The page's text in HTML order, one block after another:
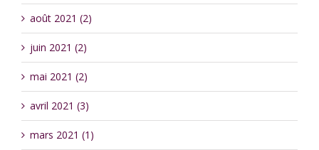
août 2021 (2)
juin 2021 (2)
mai 2021 (2)
avril 2021 (3)
mars 2021 (1)